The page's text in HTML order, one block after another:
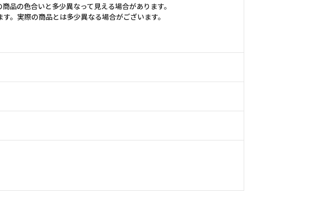
品の色合いと多少異なって見える場合があります。
。実際の商品とは多少異なる場合がございます。